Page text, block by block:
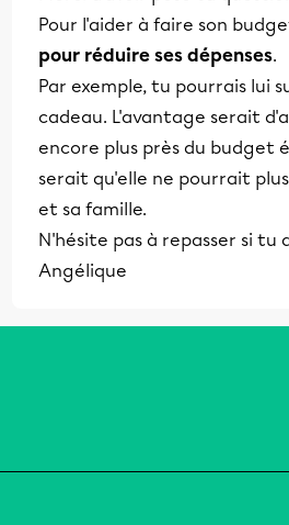
Pour l'aider à faire son
pour réduire ses dépenses.
Par exemple, tu pourrais lui
cadeau. L'avantage serait
encore plus près du budget
serait qu'elle ne pourrait
et sa famille.
N'hésite pas à repasser si tu
Angélique